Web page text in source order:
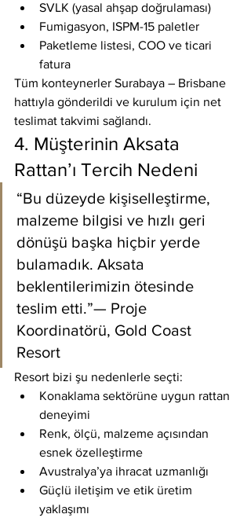
SVLK (yasal ahşap doğrulaması)
Fumigasyon, ISPM-15 paletler
Paketleme listesi, COO ve ticari
fatura
Tüm konteynerler Surabaya – Brisbane
hattıyla gönderildi ve kurulum için net
teslimat takvimi sağlandı.
4. Müşterinin Aksata
Rattan’ı Tercih Nedeni
“Bu düzeyde kişiselleştirme,
malzeme bilgisi ve hızlı geri
dönüşü başka hiçbir yerde
bulamadık. Aksata
beklentilerimizin ötesinde
teslim etti.”— Proje
Koordinatörü, Gold Coast
Resort
Resort bizi şu nedenlerle seçti:
Konaklama sektörüne uygun rattan
deneyimi
Renk, ölçü, malzeme açısından
esnek özelleştirme
Avustralya’ya ihracat uzmanlığı
Güçlü iletişim ve etik üretim
yaklaşımı